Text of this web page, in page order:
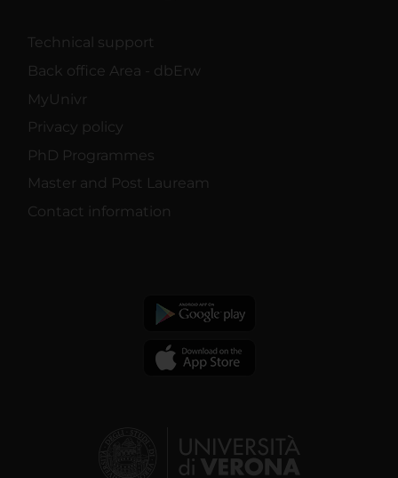
Technical support
Back office Area - dbErw
MyUnivr
Privacy policy
PhD Programmes
Master and Post Lauream
Contact information